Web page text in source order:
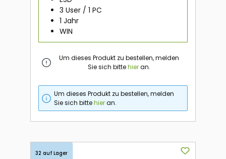
3 User / 1 PC
1 Jahr
WIN
Um dieses Produkt zu bestellen, melden
Sie sich bittehieran.
Um dieses Produkt zu bestellen, melden
Sie sich bittehieran.
32 auf Lager